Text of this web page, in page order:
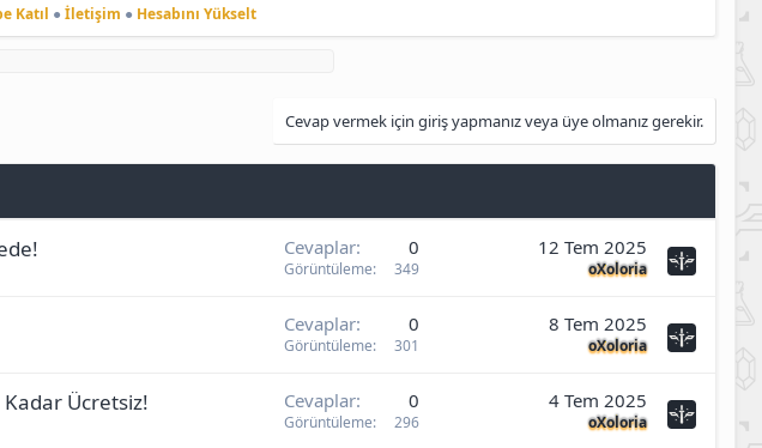
Katıl ● İletişim ● Hesabını Yükselt
Cevap vermek için giriş yapmanız veya üye olmanız gerekir.
Cevaplar 0
Görüntüleme 349
12 Tem 2025
oXoloria
Cevaplar 0
Görüntüleme 301
8 Tem 2025
oXoloria
Kadar Ücretsiz! Cevaplar 0
Görüntüleme 296
4 Tem 2025
oXoloria